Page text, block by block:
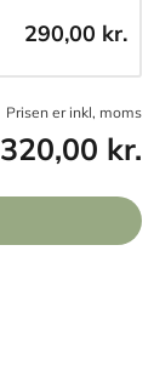
290,00 kr.
Prisen er inkl, moms
320,00 kr.